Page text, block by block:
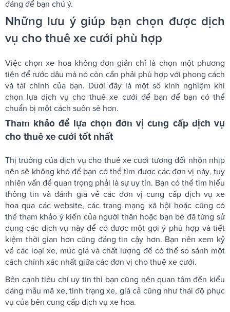
đáng để bạn chú ý.
Những lưu ý giúp bạn chọn được dịch
vụ cho thuê xe cưới phù hợp
Việc chọn xe hoa không đơn giản chỉ là chọn một phương
tiện để rước dâu mà nó còn cần phải phù hợp với phong cách
và tài chính của bạn. Dưới đây là một số kinh nghiệm khi
chọn lựa dịch vụ cho thuê xe cưới để bạn để bạn có thể
chuẩn bị một cách suôn sẻ hơn.
Tham khảo để lựa chọn đơn vị cung cấp dịch vụ
cho thuê xe cưới tốt nhất
Thị trường của dịch vụ cho thuê xe cưới tương đối nhộn nhịp
nên sẽ không khó để bạn có thể tìm được các đơn vị này, tuy
nhiên vấn đề quan trọng phải là sự uy tín. Bạn có thể tìm hiểu
thông tin và đánh giá về các đơn vị cung cấp dịch vụ xe
hoa qua các website, các trang mạng xã hội hoặc cũng có
thể tham khảo ý kiến của người thân hoặc bạn bè đã từng sử
dụng các dịch vụ này để có được một gợi ý phù hợp và tiết
kiệm thời gian hơn cũng đáng tin cậy hơn. Bạn nên xem kỹ
về các loại xe, mức giá và chất lượng để có thể so sánh một
cách chính xác nhất giữa các đơn vị cho thuê xe cưới.
Bên cạnh tiêu chí uy tín thì bạn cũng nên quan tâm đến kiểu
dáng mẫu mã xe, tình trạng xe, giá cả cũng như thái độ phục
vụ của bên cung cấp dịch vụ xe hoa.